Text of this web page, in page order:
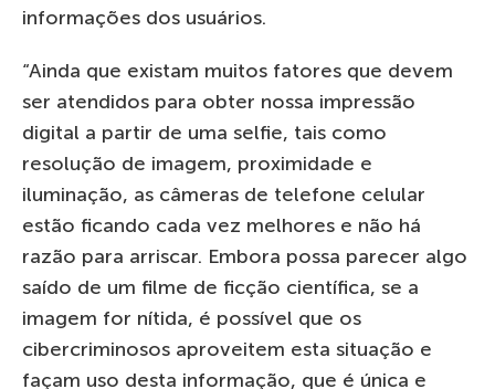
informações dos usuários.
“Ainda que existam muitos fatores que devem
ser atendidos para obter nossa impressão
digital a partir de uma selfie, tais como
resolução de imagem, proximidade e
iluminação, as câmeras de telefone celular
estão ficando cada vez melhores e não há
razão para arriscar. Embora possa parecer algo
saído de um filme de ficção científica, se a
imagem for nítida, é possível que os
cibercriminosos aproveitem esta situação e
façam uso desta informação, que é única e